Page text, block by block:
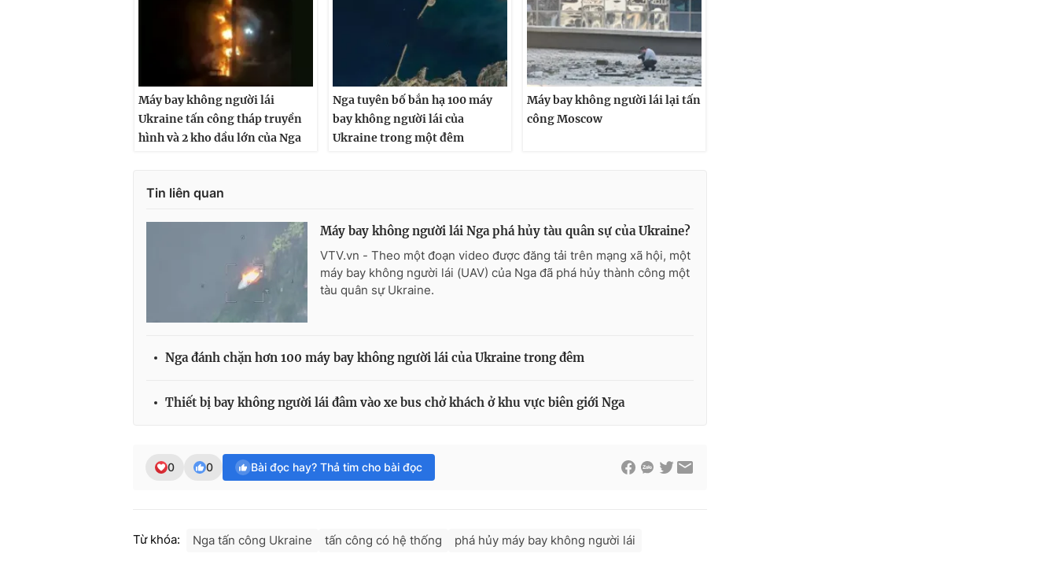
Máy bay không người lái
Ukraine tấn công tháp truyền
hình và 2 kho dầu lớn của Nga
Nga tuyên bố bắn hạ 100 máy
bay không người lái của
Ukraine trong một đêm
Máy bay không người lái lại tấn
công Moscow
Tin liên quan
Máy bay không người lái Nga phá hủy tàu quân sự của Ukraine?
VTV.vn - Theo một đoạn video được đăng tải trên mạng xã hội, một
máy bay không người lái (UAV) của Nga đã phá hủy thành công một
tàu quân sự Ukraine.
Nga đánh chặn hơn 100 máy bay không người lái của Ukraine trong đêm
Thiết bị bay không người lái đâm vào xe bus chở khách ở khu vực biên giới Nga
0 0 Bài đọc hay? Thả tim cho bài đọc
Từ khóa: Nga tấn công Ukraine tấn công có hệ thống phá hủy máy bay không người lái